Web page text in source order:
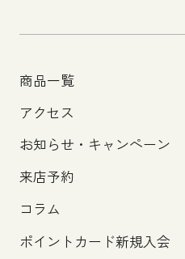
商品一覧
アクセス
お知らせ・キャンペーン
来店予約
コラム
ポイントカード新規入会